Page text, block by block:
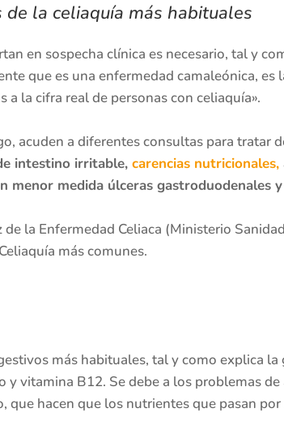
la celiaquía más habituales
en sospecha clínica es necesario, tal y
que es una enfermedad camaleónica,
la cifra real de personas con celiaquía».
acuden a diferentes consultas para tratar
intestino irritable, carencias nutricionales,
menor medida úlceras gastroduodenales
la Enfermedad Celiaca (Ministerio
más comunes.
más habituales, tal y como explica la
y vitamina B12. Se debe a los problemas
que hacen que los nutrientes que pasan